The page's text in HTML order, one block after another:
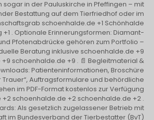
sogar in der Pauluskirche in Pfeffingen – mit
Bestattung auf dem Tierfriedhof oder im
schoenhalde.de +1 Schönhalde
+1 . Optionale Erinnerungsformen: Diamant-
Pfotenabdrücke gehören zum Portfolio –
Beratung inklusive schoenhalde.de +9
schoenhalde.de +9 . 📄 Begleitmaterial &
Patienteninformationen, Broschüre
Trauer“, Auftragsformulare und behördliche
im PDF-Format kostenlos zur Verfügung
schoenhalde.de +2 schoenhalde.de +2 .
Als gesetzlich zugelassener Betrieb mit
im Bundesverband der Tierbestatter (BvT)